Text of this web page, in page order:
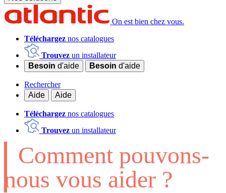
On est bien chez vous.
Téléchargez nos catalogues
Trouvez un installateur
Besoin d'aide Besoin d'aide
Rechercher
Aide
Aide
Téléchargez nos catalogues
Trouvez un installateur
Comment pouvons-
nous vous aider ?